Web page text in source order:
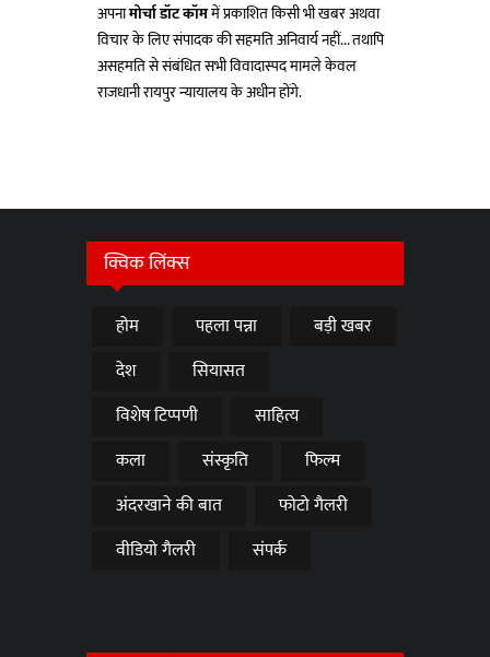
अपनामोर्चा डॉट कॉममें प्रकाशित किसी भी खबर अथवा
विचार के लिए संपादक की सहमति अनिवार्य नहीं... तथापि
असहमति से संबंधित सभी विवादास्पद मामले केवल
राजधानी रायपुर न्यायालय के अधीन होंगे.
क्विक लिंक्स
होम पहला पन्ना
बड़ी खबर
देश
सियासत
विशेष टिप्पणी
साहित्य
कला
संस्कृति
फिल्म
अंदरखाने की बात
फोटो गैलरी
वीडियो गैलरी
संपर्क